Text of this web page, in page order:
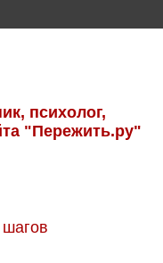
психолог,
"Пережить.ру"
шагов